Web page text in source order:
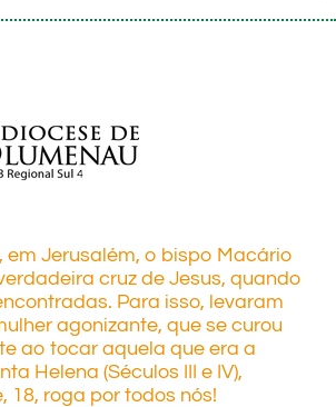
em Jerusalém, o bispo Macário
cruz de Jesus, quando
Para isso, levaram
agonizante, que se curou
ao tocar aquela que era a
Helena (Séculos III e IV),
18, roga por todos nós!